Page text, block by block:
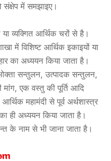
संक्षेप में समझाइए।
या व्यक्गित आर्थिक चरों से है।
में विशिष्ट आर्थिक इकाइयों या
का अध्ययन किया जाता है।
सन्तुलन, उत्पादक सन्तुलन,
मांग, एक वस्तु की पूर्ति आदि
महामंदी से पूर्व अर्थशास्त्र
ही अध्ययन किया जाता है।
के नाम से भी जाना जाता है।